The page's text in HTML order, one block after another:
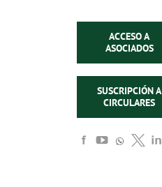
ACCESO A
ASOCIADOS
SUSCRIPCIÓN A
CIRCULARES